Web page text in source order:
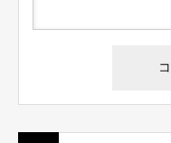
会員ではな